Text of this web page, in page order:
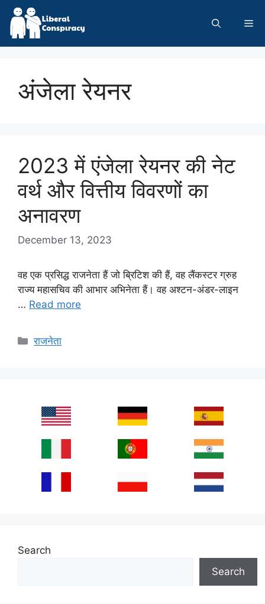
Skip
content
अंजेला रेयनर
2023 में एंजेला रेयनर की नेट
वर्थ और वित्तीय विवरणों का
अनावरण
December 13, 2023
वह एक प्रसिद्ध राजनेता हैं जो ब्रिटिश की हैं, वह लैंकस्टर ग्रुह
राज्य महासचिव की आभार अभिनेता हैं। वह अश्टन-अंडर-लाइन
… Read more
Categories
राजनेता
Search
Search